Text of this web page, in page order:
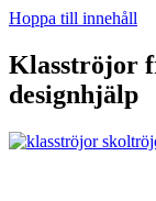
Hoppa till innehåll
Klasströjor
designhjälp